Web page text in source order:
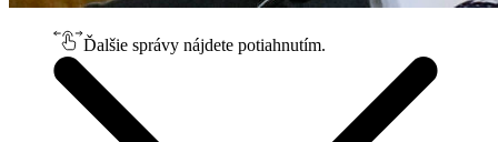
Ďalšie správy nájdete potiahnutím.